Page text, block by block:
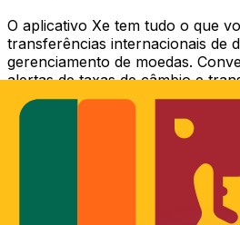
O aplicativo Xe tem tudo o que
transferências internacionais de
gerenciamento de moedas.
alertas de taxas de câmbio e
exterior sem taxas ocultas.